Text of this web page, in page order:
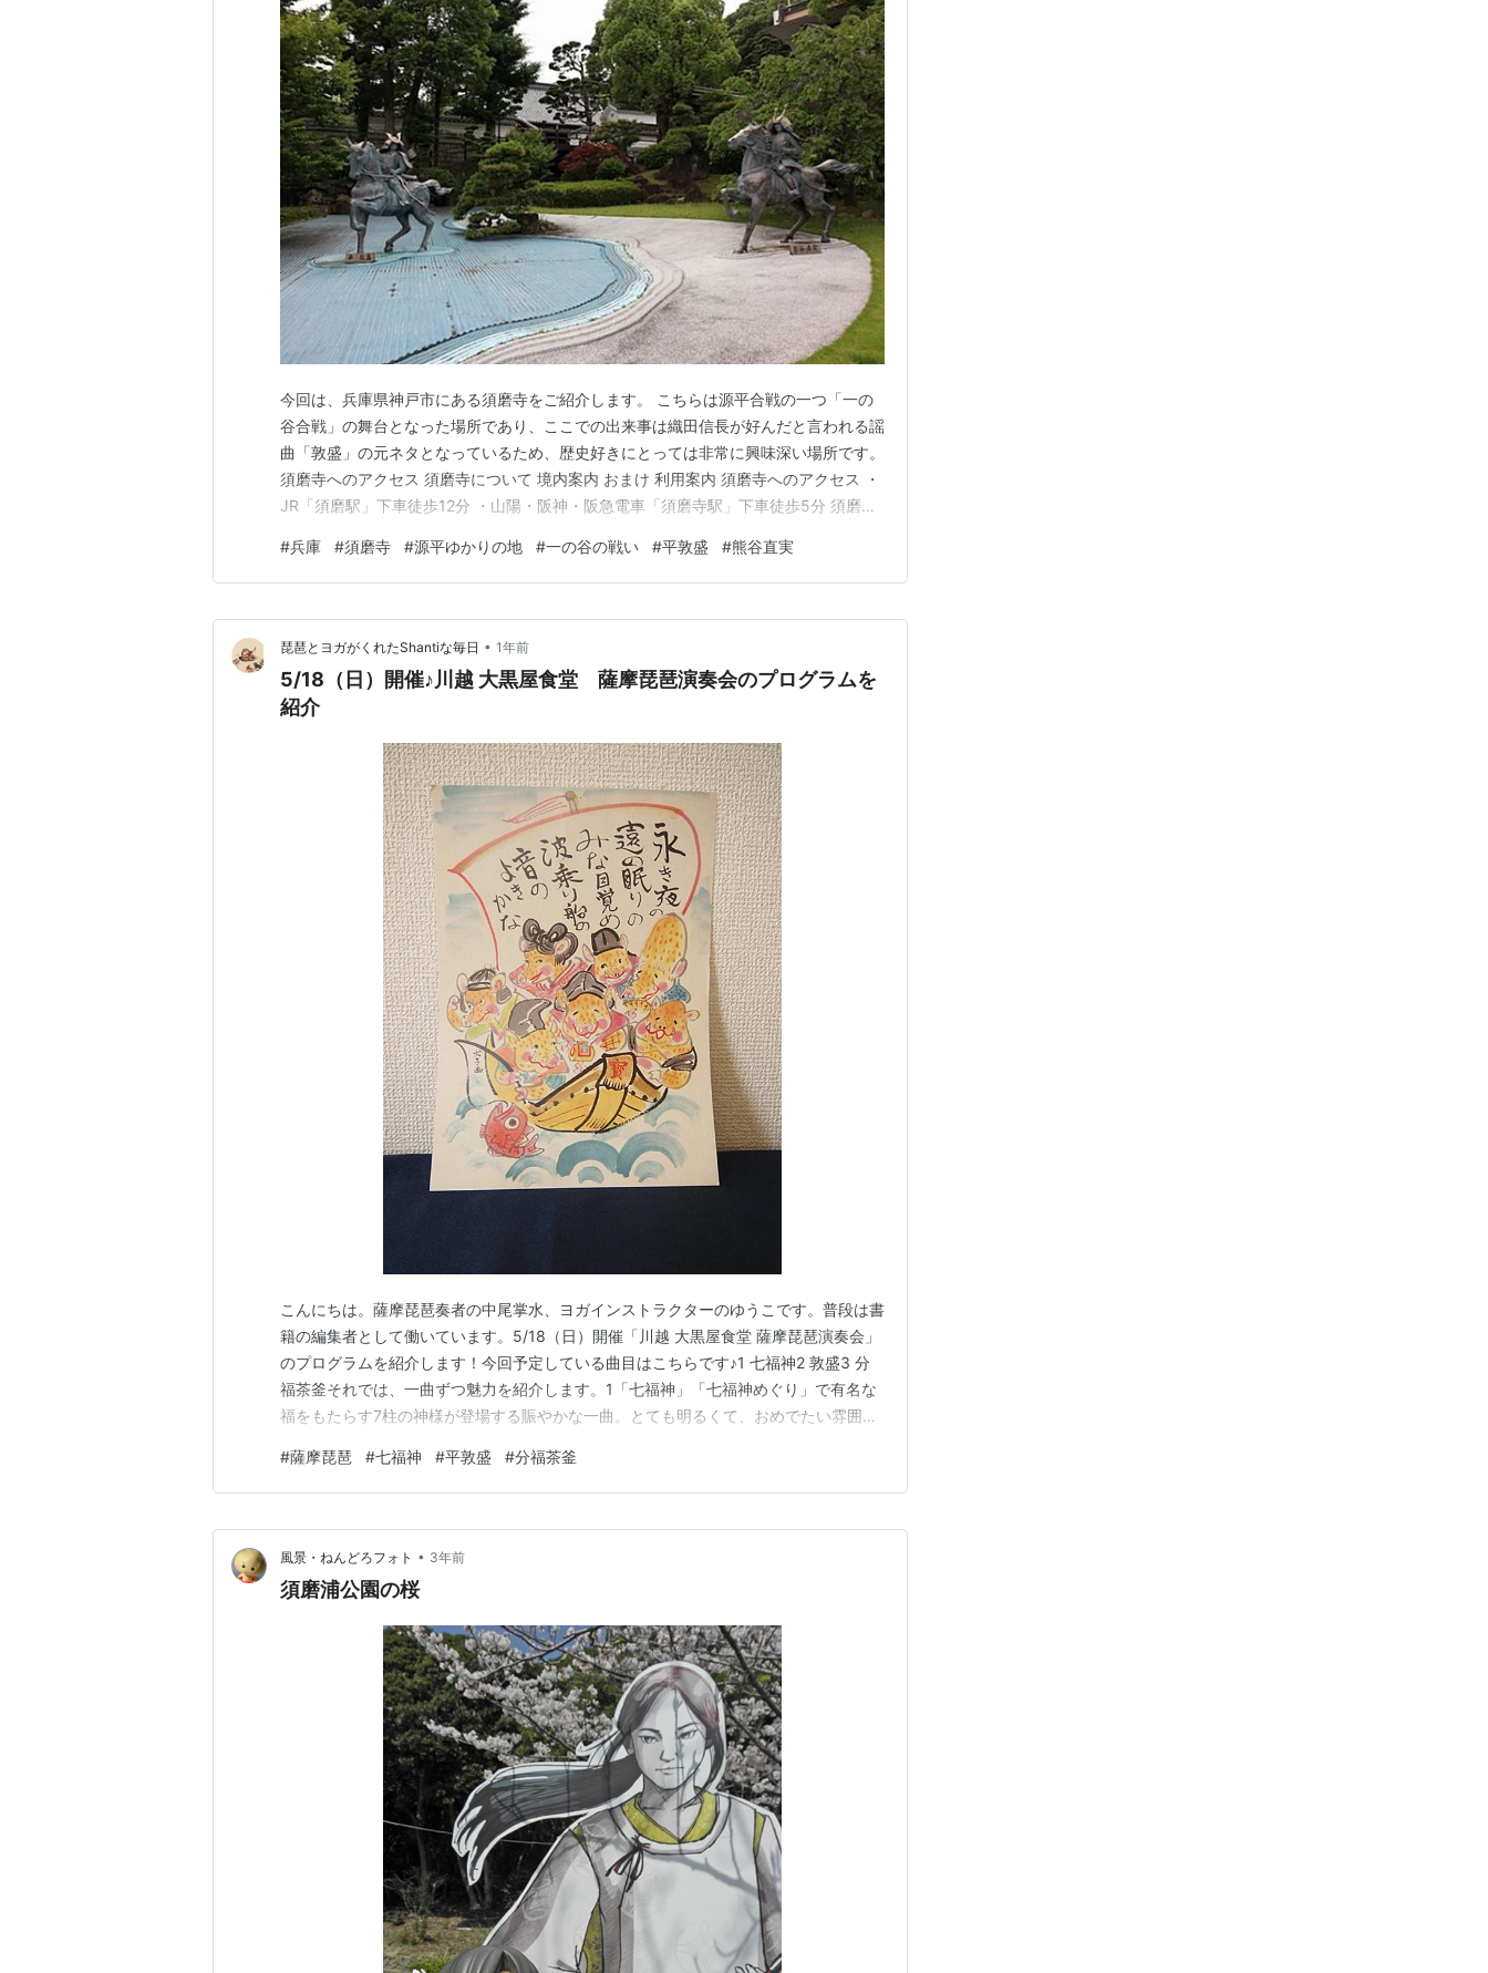
今回は、兵庫県神戸市にある須磨寺をご紹介します。 こちらは源平合戦の一つ「一の
谷合戦」の舞台となった場所であり、ここでの出来事は織田信長が好んだと言われる謡
曲「敦盛」の元ネタとなっているため、歴史好きにとっては非常に興味深い場所です。
須磨寺へのアクセス 須磨寺について 境内案内 おまけ 利用案内 須磨寺へのアクセス ・
JR「須磨駅」下車徒歩12分 ・山陽・阪神・阪急電車「須磨寺駅」下車徒歩5分 須磨寺
いた北峰寺より聖観世音菩薩像を遷し、本尊として祀ったのが始まりとされています。
なお、寺名の正式名称は「上野山福…
#兵庫 #須磨寺 #源平ゆかりの地 #一の谷の戦い #平敦盛 #熊谷直実
琵琶とヨガがくれたShantiな毎日 • 1年前
5/18（日）開催♪川越 大黒屋食堂 薩摩琵琶演奏会のプログラムを
紹介
こんにちは。薩摩琵琶奏者の中尾掌水、ヨガインストラクターのゆうこです。普段は書
籍の編集者として働いています。5/18（日）開催「川越 大黒屋食堂 薩摩琵琶演奏会」
のプログラムを紹介します！今回予定している曲目はこちらです♪1 七福神2 敦盛3 分
福茶釜それでは、一曲ずつ魅力を紹介します。1「七福神」「七福神めぐり」で有名な
福をもたらす7柱の神様が登場する賑やかな一曲。とても明るくて、おめでたい雰囲気
のバチの形はまさに「末広がり」。琵琶も、福をもたらす楽器なんですね！ 語りに登
場する、和歌「永き夜の 遠のねむりの みな…
#薩摩琵琶 #七福神 #平敦盛 #分福茶釜
風景・ねんどろフォト • 3年前
須磨浦公園の桜